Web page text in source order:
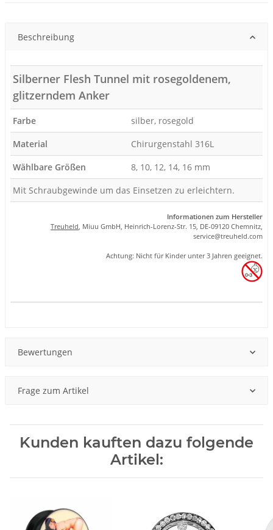
Beschreibung
Silberner Flesh Tunnel mit rosegoldenem,
glitzerndem Anker
Farbe
silber, rosegold
Material
Chirurgenstahl 316L
Wählbare Größen
8, 10, 12, 14, 16 mm
Mit Schraubgewinde um das Einsetzen zu erleichtern.
Informationen zum Hersteller
Treuheld, Miuu GmbH, Heinrich-Lorenz-Str. 15, DE-09120 Chemnitz,
service@treuheld.com
Achtung: Nicht für Kinder unter 3 Jahren geeignet.
Bewertungen
Frage zum Artikel
Kunden kauften dazu folgende
Artikel: